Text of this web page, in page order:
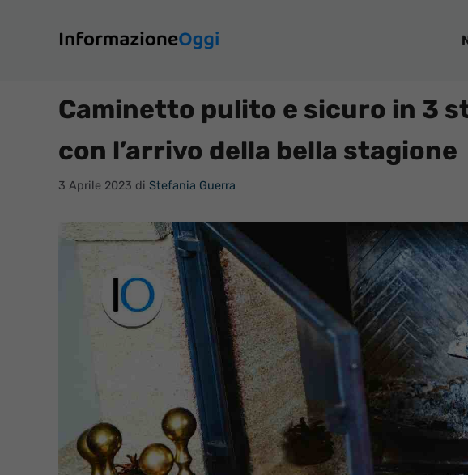
contenuto
Caminetto pulito e sicuro in 3
con l’arrivo della bella stagione
3 Aprile 2023 di Stefania Guerra